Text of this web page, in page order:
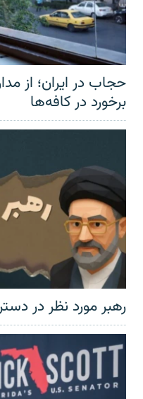
حجاب در ایران؛ از
برخورد در کافه‌ها
رهبر مورد نظر در